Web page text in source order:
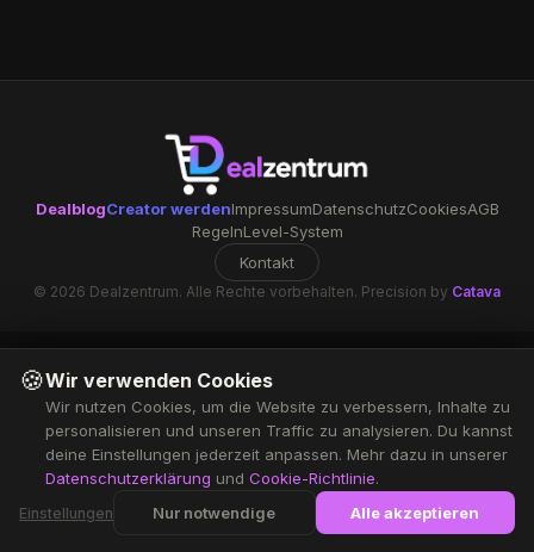
DealblogCreator werdenImpressumDatenschutzCookiesAGB
RegelnLevel-System
Kontakt
© 2026 Dealzentrum. Alle Rechte vorbehalten. Precision by Catava
🍪Wir verwenden Cookies
Wir nutzen Cookies, um die Website zu verbessern, Inhalte zu
personalisieren und unseren Traffic zu analysieren. Du kannst
deine Einstellungen jederzeit anpassen. Mehr dazu in unserer
Datenschutzerklärung und Cookie-Richtlinie.
Einstellungen Nur notwendige Alle akzeptieren